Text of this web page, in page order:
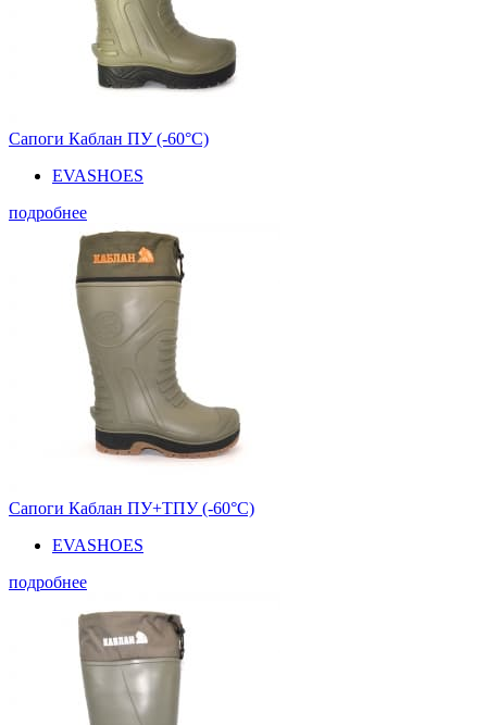
Сапоги Каблан ПУ (-60°С)
EVASHOES
подробнее
Сапоги Каблан ПУ+ТПУ (-60°С)
EVASHOES
подробнее